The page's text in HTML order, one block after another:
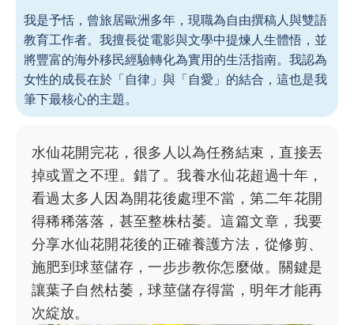
我是予恬，曾旅居歐洲多年，現職為自由撰稿人與雙語
教育工作者。我擅長從電影與文學中提煉人生體悟，並
將豐富的海外移民經驗轉化為實用的生活指南。我認為
女性的成長在於「自律」與「自愛」的結合，這也是我
筆下最核心的主題。
水仙花開完花，很多人以為任務結束，直接丟
掉或置之不理。錯了。我養水仙花超過十年，
看過太多人因為開花後處理不當，第二年花開
得稀稀落落，甚至整株枯萎。這篇文章，我要
分享水仙花開花後的正確養護方法，從修剪、
施肥到球莖儲存，一步步教你怎麼做。關鍵是
讓葉子自然枯萎，球莖儲存得當，明年才能再
次綻放。